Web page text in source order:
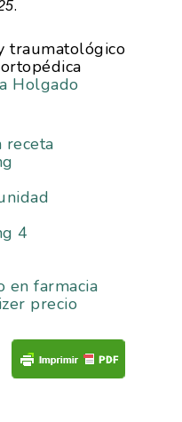
.
traumatológico
Holgado
receta
4
en farmacia
precio